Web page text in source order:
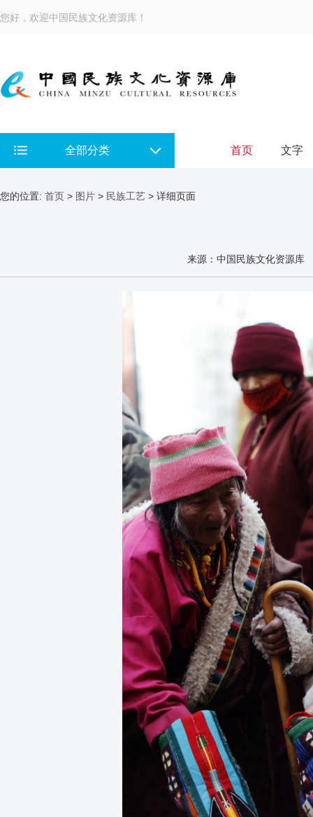
您好，欢迎中国民族文化资源库！
全部分类 首页 文字
您的位置: 首页 > 图片 > 民族工艺 > 详细页面
来源：中国民族文化资源库